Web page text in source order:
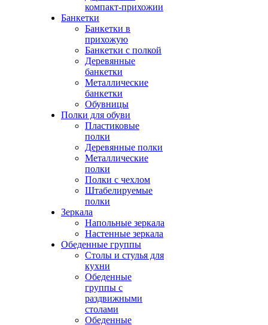
компакт-прихожии
Банкетки
Банкетки в
прихожую
Банкетки с полкой
Деревянные
банкетки
Металлические
банкетки
Обувницы
Полки для обуви
Пластиковые
полки
Деревянные полки
Металлические
полки
Полки с чехлом
Штабелируемые
полки
Зеркала
Напольные зеркала
Настенные зеркала
Обеденные группы
Столы и стулья для
кухни
Обеденные
группы с
раздвижными
столами
Обеденные